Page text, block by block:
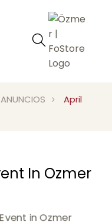
ANUNCIOS
April
In Ozmer